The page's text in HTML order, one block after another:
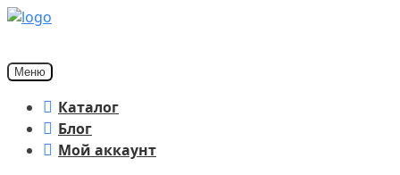
Перейти
Перейти
Меню
Каталог
Блог
Мой аккаунт